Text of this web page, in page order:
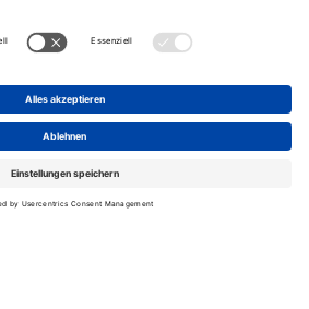
Markenvertriebs GmbH
Einstellungen